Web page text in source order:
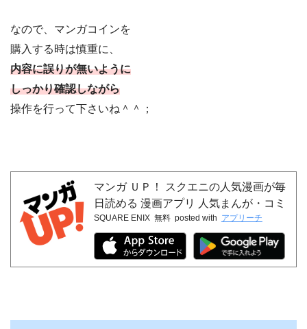
なので、マンガコインを
購入する時は慎重に、
内容に誤りが無いように
しっかり確認しながら
操作を行って下さいね＾＾；
マンガ ＵＰ！ スクエニの人気漫画が毎
日読める 漫画アプリ 人気まんが・コミ
ックが無料
SQUARE ENIX 無料 posted with アプリーチ